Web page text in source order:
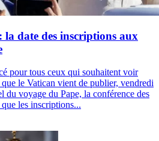
date des inscriptions aux
pour tous ceux qui souhaitent voir
le Vatican vient de publier, vendredi
du voyage du Pape, la conférence des
les inscriptions...